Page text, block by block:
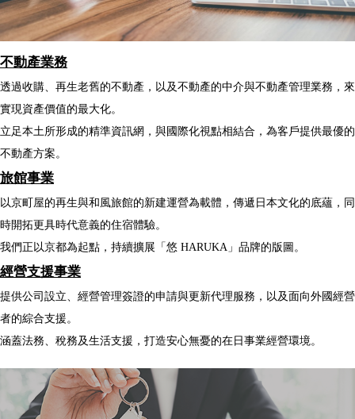
不動產業務
透過收購、再生老舊的不動產，以及不動產的中介與不動產管理業務，來
實現資產價值的最大化。
立足本土所形成的精準資訊網，與國際化視點相結合，為客戶提供最優的
不動產方案。
旅館事業
以京町屋的再生與和風旅館的新建運營為載體，傳遞日本文化的底蘊，同
時開拓更具時代意義的住宿體驗。
我們正以京都為起點，持續擴展「悠 HARUKA」品牌的版圖。
經營支援事業
提供公司設立、經營管理簽證的申請與更新代理服務，以及面向外國經營
者的綜合支援。
涵蓋法務、稅務及生活支援，打造安心無憂的在日事業經營環境。